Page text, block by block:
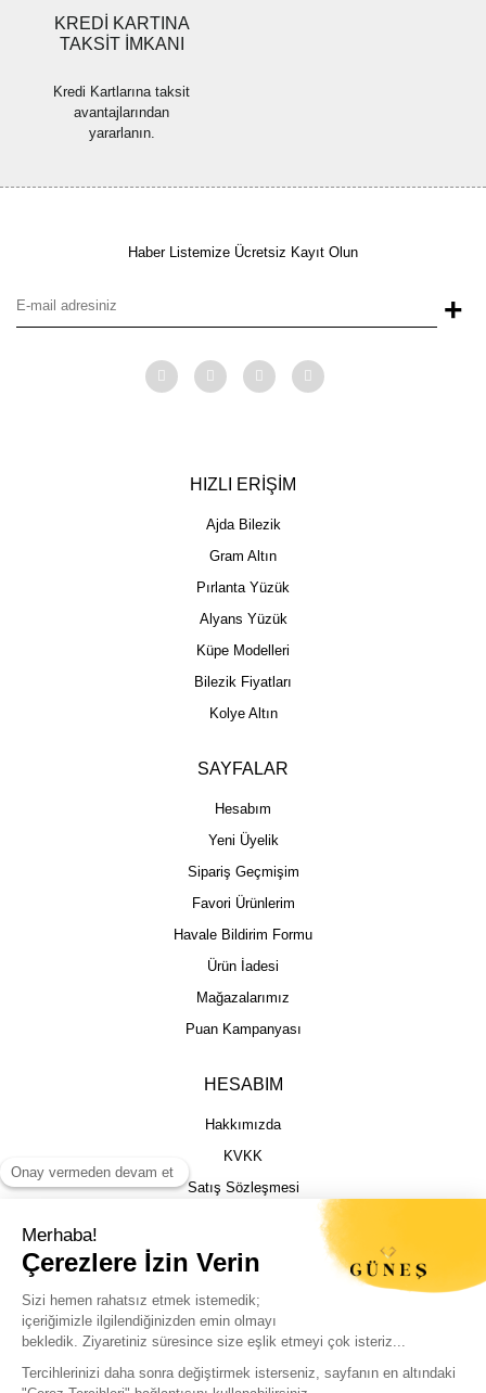
Sizin için en iyi deneyimi sunmak adına
KREDİ KARTINA
TAKSİT İMKANI
Kredi Kartlarına taksit
avantajlarından
yararlanın.
Haber Listemize Ücretsiz Kayıt Olun
+
HIZLI ERİŞİM
Ajda Bilezik
Gram Altın
Pırlanta Yüzük
Alyans Yüzük
Küpe Modelleri
Bilezik Fiyatları
Kolye Altın
SAYFALAR
Hesabım
Yeni Üyelik
Sipariş Geçmişim
Favori Ürünlerim
Havale Bildirim Formu
Ürün İadesi
Mağazalarımız
Puan Kampanyası
HESABIM
Hakkımızda
KVKK
Satış Sözleşmesi
İptal İade Şartları
Kargo Takibi